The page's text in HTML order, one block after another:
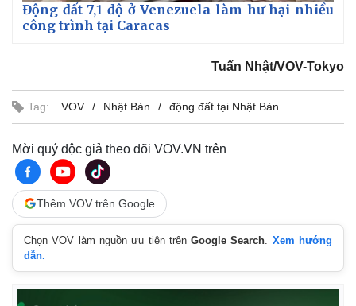
Thế giới
Quan sát
Multimedia
E-Magazine
Động đất 7,1 độ ở Venezuela làm hư hại nhiều
công trình tại Caracas
Tuấn Nhật/VOV-Tokyo
Tag: VOV Nhật Bản động đất tại Nhật Bản
Mời quý độc giả theo dõi VOV.VN trên
Thêm VOV trên Google
Chọn VOV làm nguồn ưu tiên trênGoogle Search
Xem hướng
dẫn.